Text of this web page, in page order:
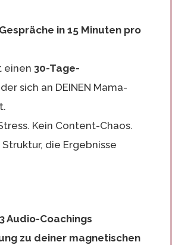
in 15 Minuten pro
einen 30-Tage-
der sich an DEINEN Mama-
Kein Content-Chaos.
die Ergebnisse
3 Audio-Coachings
zu deiner magnetischen